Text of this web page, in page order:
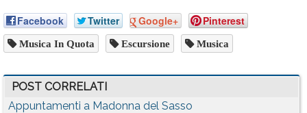
Facebook Twitter Google+ Pinterest
Musica In Quota Escursione Musica
POST CORRELATI
Appuntamenti a Madonna del Sasso